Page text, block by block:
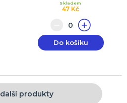
47 Kč
Skladem
Do košíku
produkty